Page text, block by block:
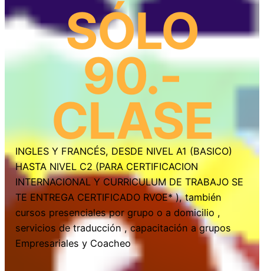
SÓLO
90.-
CLASE
INGLES Y FRANCÉS, DESDE NIVEL A1 (BASICO)
HASTA NIVEL C2 (PARA CERTIFICACION
INTERNACIONAL Y CURRICULUM DE TRABAJO SE
TE ENTREGA CERTIFICADO RVOE* ), también
cursos presenciales por grupo o a domicilio ,
servicios de traducción , capacitación a grupos
Empresariales y Coacheo